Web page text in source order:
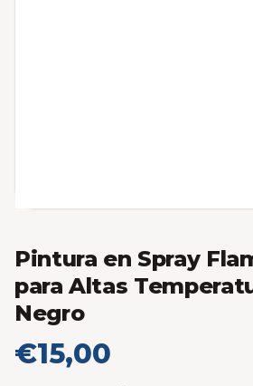
Pintura en Spray
para Altas
Negro
€15,00